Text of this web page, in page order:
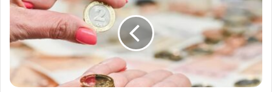
PFBiH
Smanjenje
poreza
u
FBiH:
Koliko
će